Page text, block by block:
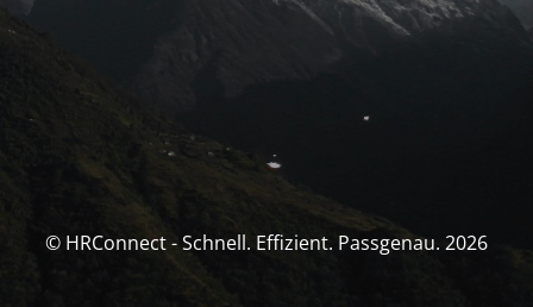
© HRConnect - Schnell. Effizient. Passgenau. 2026